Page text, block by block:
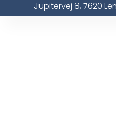
til
Jupitervej 8, 7620